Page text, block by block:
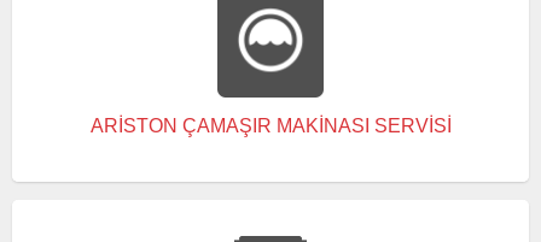
ARISTON ÇAMAŞIR MAKINASI SERVISI